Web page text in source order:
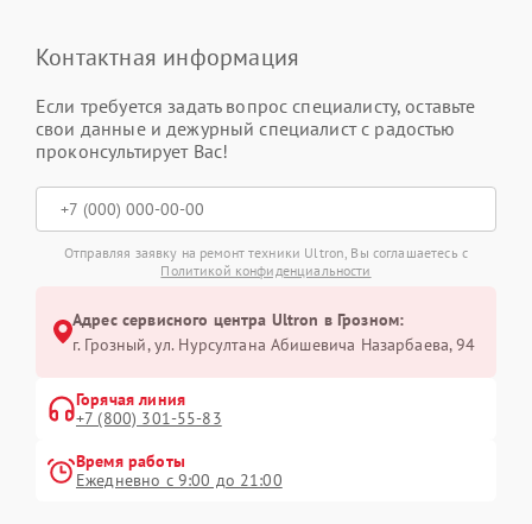
Контактная информация
Если требуется задать вопрос специалисту, оставьте
свои данные и дежурный специалист с радостью
проконсультирует Вас!
Отправляя заявку на ремонт техники Ultron, Вы соглашаетесь с
Политикой конфиденциальности
Адрес сервисного центра Ultron в Грозном:
г. Грозный, ул. Нурсултана Абишевича Назарбаева, 94
Горячая линия
+7 (800) 301-55-83
Время работы
Ежедневно с 9:00 до 21:00